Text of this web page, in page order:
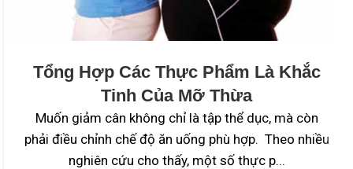
Tổng Hợp Các Thực Phẩm Là Khắc
Tinh Của Mỡ Thừa
Muốn giảm cân không chỉ là tập thể dục, mà còn
phải điều chỉnh chế độ ăn uống phù hợp. Theo nhiều
nghiên cứu cho thấy, một số thực p...